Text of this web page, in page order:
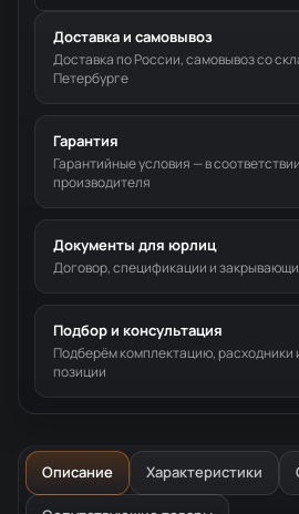
Доставка и самовывоз
Доставка по России, самовывоз со
Петербурге
Гарантия
Гарантийные условия — в
производителя
Документы для юрлиц
Договор, спецификации и
Подбор и консультация
Подберём комплектацию, расходники
позиции
Описание Характеристики